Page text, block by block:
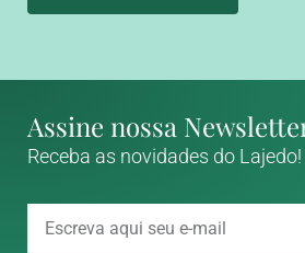
Assine nossa
Receba as novidades do Lajedo!